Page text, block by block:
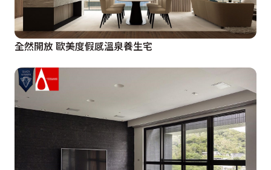
全然開放 歐美度假感溫泉養生宅